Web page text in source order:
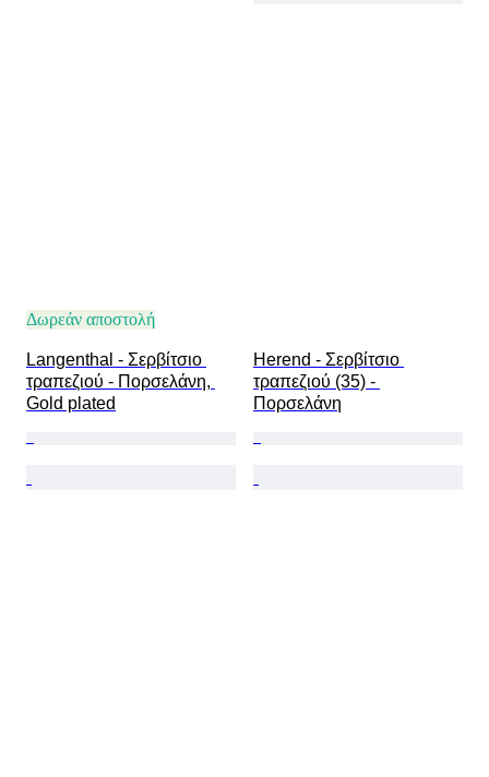
Δωρεάν αποστολή
Langenthal - Σερβίτσιο
τραπεζιού - Πορσελάνη,
Gold plated
Herend - Σερβίτσιο
τραπεζιού (35) -
Πορσελάνη